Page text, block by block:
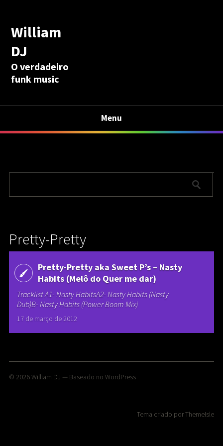
William
DJ
O verdadeiro
funk music
Menu
Pretty-Pretty
Pretty-Pretty aka Sweet P’s – Nasty
Habits (Melô do Quer me dar)
Tracklist A1- Nasty HabitsA2- Nasty Habits (Nasty
Dub)B- Nasty Habits (Power Boom Mix)
17 de março de 2012
© 2026William DJ — Baseado no WordPress
Tema criado porThemeIsle